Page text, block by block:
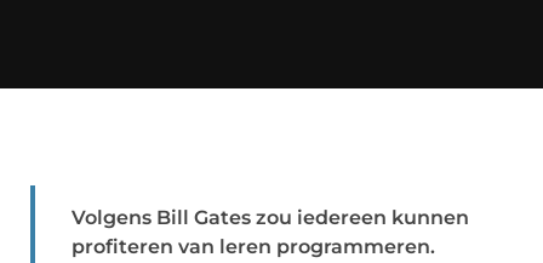
Volgens Bill Gates zou iedereen kunnen
profiteren van leren programmeren.